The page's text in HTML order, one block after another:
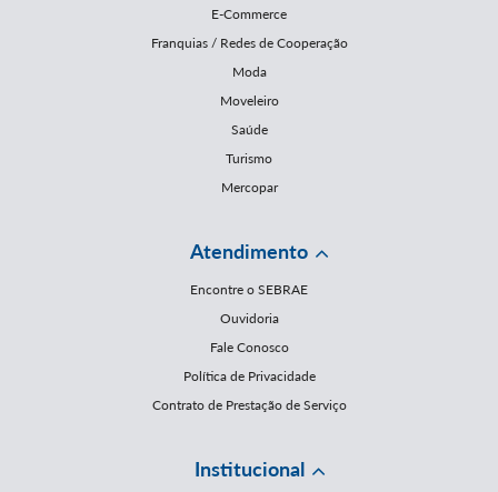
E-Commerce
Franquias / Redes de Cooperação
Moda
Moveleiro
Saúde
Turismo
Mercopar
Atendimento
Encontre o SEBRAE
Ouvidoria
Fale Conosco
Política de Privacidade
Contrato de Prestação de Serviço
Institucional